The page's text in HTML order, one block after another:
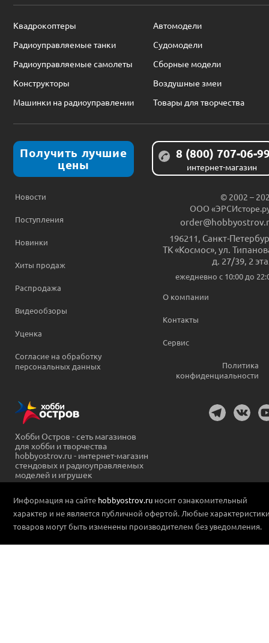
Квадрокоптеры
Автомодели
Радиоуправляемые танки
Судомодели
Радиоуправляемые самолеты
Сборные модели
Конструкторы
Воздушные змеи
Машинки на радиоуправлении
Товары для творчества
Получить лучшие
цены
8 (800) 707-06-
интернет-магазин
Новости
Поступления
Новинки
Хиты продаж
Распродажа
Видеообзоры
Уценка
Согласие на обработку
персональных данных
© 2002 –
ООО
196211, Санкт-
ТК «Космос», ул.
д. 27/39, 2
ежедневно c 10:00 до
О компании
Контакты
Сервис
Политика
конфиденциальности
Хобби Остров - сеть магазинов
для хобби и творчества
hobbyostrov.ru - интернет-магазин
стендовых и радиоуправляемых
моделей и игрушек
Информация на сайте hobbyostrov.ru носит ознакомительный
характер и не является публичной офертой. Любые
товаров могут быть изменены производителем без уведомления.